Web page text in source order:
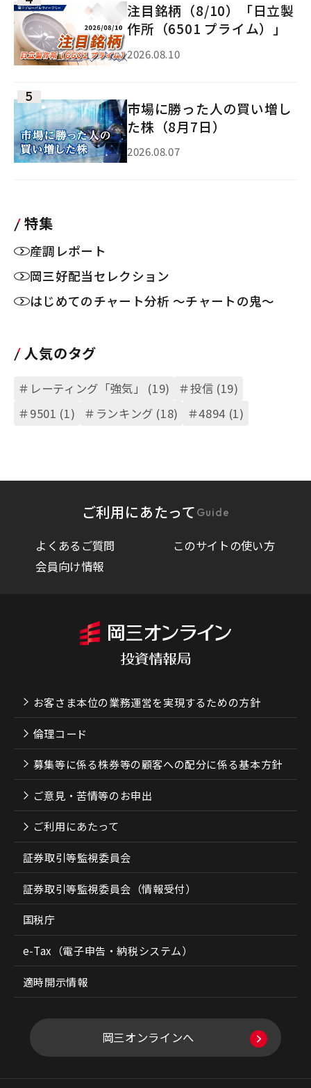
注目銘柄（8/10）「日立製
作所（6501 プライム）」
2026.08.10
市場に勝った人の買い増し
た株（8月7日）
2026.08.07
特集
産調レポート
岡三好配当セレクション
はじめてのチャート分析 ～チャートの鬼～
人気のタグ
＃レーティング「強気」 (19)
＃投信 (19)
＃9501 (1)
＃ランキング (18) ＃4894 (1)
ご利用にあたって Guide
よくあるご質問
このサイトの使い方
会員向け情報
お客さま本位の業務運営を実現するための方針
倫理コード
募集等に係る株券等の顧客への配分に係る基本方針
ご意見・苦情等のお申出
ご利用にあたって
証券取引等監視委員会
証券取引等監視委員会（情報受付）
国税庁
e-Tax（電子申告・納税システム）
適時開示情報
岡三オンラインへ